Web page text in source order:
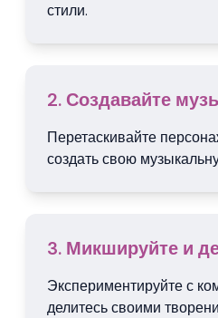
стили.
2. Создавайте
Перетаскивайте
создать свою
3. Микшируйте и
Экспериментируйте с
делитесь своими